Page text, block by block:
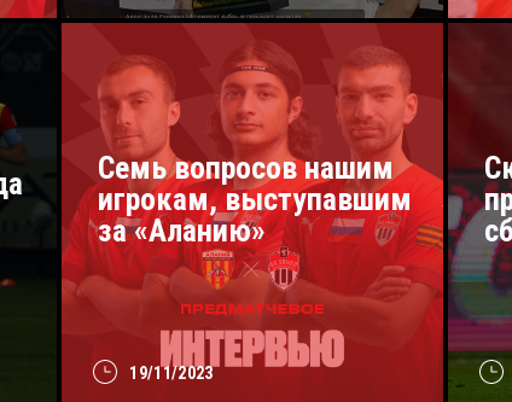
19/11/2023
Cемь вопросов нашим
игрокам, выступавшим
за «Аланию»